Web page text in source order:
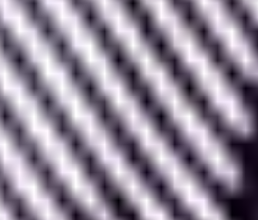
d’abord sur l’expérience
réalisation du Wireframe. Le
sur lequel figurent toutes les
du produit envisagé. C’est donc
du site à venir.Cela
du projet digital